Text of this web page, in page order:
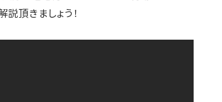
説頂きましょう！